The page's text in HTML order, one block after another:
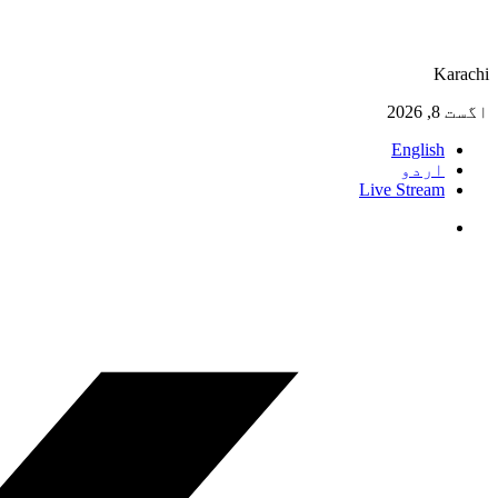
Karachi
اگست 8, 2026
English
اردو
Live Stream